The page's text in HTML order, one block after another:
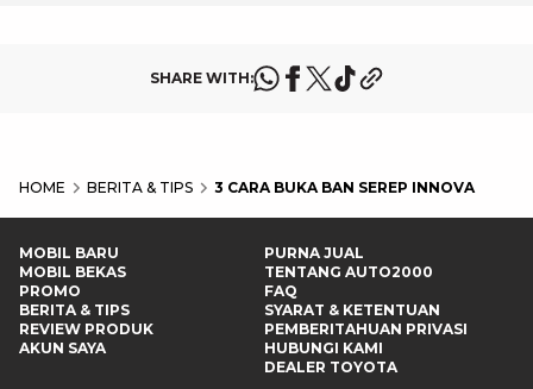
SHARE WITH:
HOME BERITA & TIPS 3 CARA BUKA BAN SEREP INNOVA
MOBIL BARU
MOBIL BEKAS
PROMO
BERITA & TIPS
REVIEW PRODUK
AKUN SAYA
PURNA JUAL
TENTANG AUTO2000
FAQ
SYARAT & KETENTUAN
PEMBERITAHUAN PRIVASI
HUBUNGI KAMI
DEALER TOYOTA